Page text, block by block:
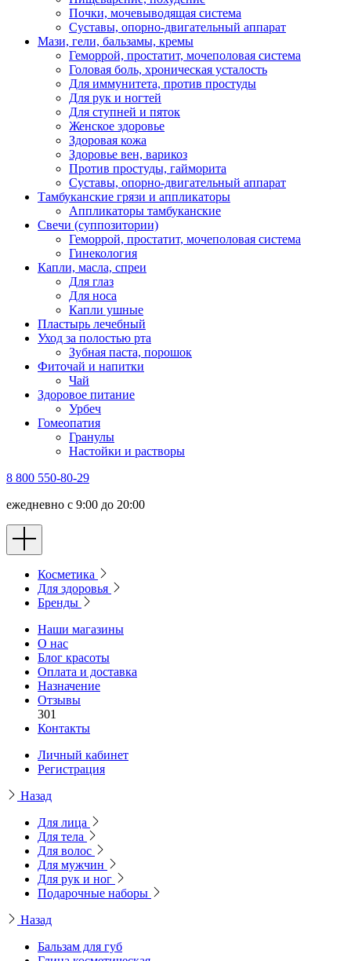
Почки, мочевыводящая система
Суставы, опорно-двигательный аппарат
Мази, гели, бальзамы, кремы
Геморрой, простатит, мочеполовая система
Головая боль, хроническая усталость
Для иммунитета, против простуды
Для рук и ногтей
Для ступней и пяток
Женское здоровье
Здоровая кожа
Здоровье вен, варикоз
Против простуды, гайморита
Суставы, опорно-двигательный аппарат
Тамбуканские грязи и аппликаторы
Аппликаторы тамбуканские
Свечи (суппозитории)
Геморрой, простатит, мочеполовая система
Гинекология
Капли, масла, спреи
Для глаз
Для носа
Капли ушные
Пластырь лечебный
Уход за полостью рта
Зубная паста, порошок
Фиточай и напитки
Чай
Здоровое питание
Урбеч
Гомеопатия
Гранулы
Настойки и растворы
8 800 550-80-29
ежедневно с 9:00 до 20:00
Косметика
Для здоровья
Бренды
Наши магазины
О нас
Блог красоты
Оплата и доставка
Назначение
Отзывы
301
Контакты
Личный кабинет
Регистрация
Назад
Для лица
Для тела
Для волос
Для мужчин
Для рук и ног
Подарочные наборы
Назад
Бальзам для губ